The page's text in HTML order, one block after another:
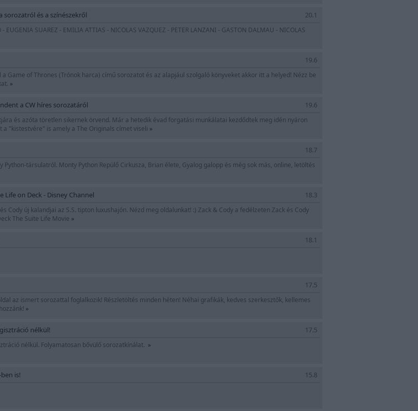
20.1
sorozatról és a színészekről
EUGENIA SUAREZ - EMILIA ATTIAS - NICOLAS VAZQUEZ - PETER LANZANI - GASTON DALMAU - NICOLAS
19.6
Game of Thrones (Trónok harca) című sorozatot és az alapjául szolgaló könyveket akkor itt a helyed! Nézz be
»
19.6
a CW híres sorozatáról
és azóta töretlen sikernek örvend. Már a hetedik évad forgatási munkálatai kezdődtek meg idén nyáron
a "kistestvére" is amely a The Originals címet viseli »
18.7
társulatról. Monty Python Repülő Cirkusza, Brian élete, Gyalog galopp és még sok más, online, letöltés
18.3
Life on Deck - Disney Channel
Cody új kalandjai az S.S. tipton luxushajón. Nézd meg oldalunkat! :) Zack & Cody a fedélzeten Zack és Cody
The Suite Life Movie »
18.1
17.5
az ismert sorozattal foglalkozik! Részletöltés minden héten! Néhai grafikák, kedves szerkesztők, kellemes
»
17.5
nélkül!
nélkül. Folyamatosan bővülő sorozatkínálat. »
15.8
is!